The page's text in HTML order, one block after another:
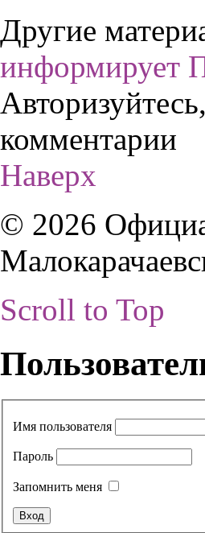
Другие
информирует
комментарии
Наверх
© 2026
Scroll to Top
Имя пользователя
Пароль
Запомнить меня